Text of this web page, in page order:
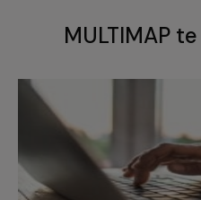
MULTIMAP